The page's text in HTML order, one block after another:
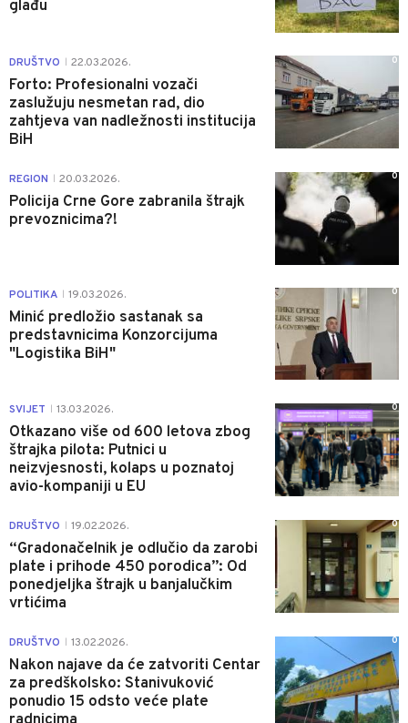
glađu
DRUŠTVO 22.03.2026.
Forto: Profesionalni vozači
zaslužuju nesmetan rad, dio
zahtjeva van nadležnosti institucija
BiH
0
REGION 20.03.2026.
Policija Crne Gore zabranila štrajk
prevoznicima?!
0
POLITIKA 19.03.2026.
Minić predložio sastanak sa
predstavnicima Konzorcijuma
"Logistika BiH"
0
SVIJET 13.03.2026.
Otkazano više od 600 letova zbog
štrajka pilota: Putnici u
neizvjesnosti, kolaps u poznatoj
avio-kompaniji u EU
0
DRUŠTVO 19.02.2026.
“Gradonačelnik je odlučio da zarobi
plate i prihode 450 porodica”: Od
ponedjeljka štrajk u banjalučkim
vrtićima
0
DRUŠTVO 13.02.2026.
Nakon najave da će zatvoriti Centar
za predškolsko: Stanivuković
ponudio 15 odsto veće plate
0